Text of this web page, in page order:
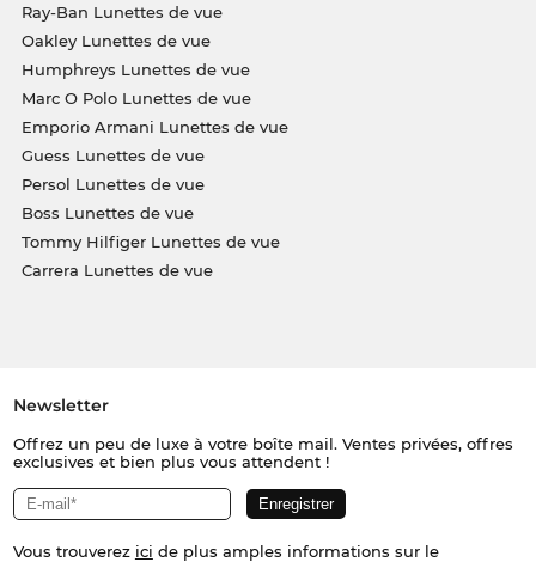
Ray-Ban Lunettes de vue
Oakley Lunettes de vue
Humphreys Lunettes de vue
Marc O Polo Lunettes de vue
Emporio Armani Lunettes de vue
Guess Lunettes de vue
Persol Lunettes de vue
Boss Lunettes de vue
Tommy Hilfiger Lunettes de vue
Carrera Lunettes de vue
Newsletter
Offrez un peu de luxe à votre boîte mail. Ventes privées, offres
exclusives et bien plus vous attendent !
Vous trouverez ici de plus amples informations sur le